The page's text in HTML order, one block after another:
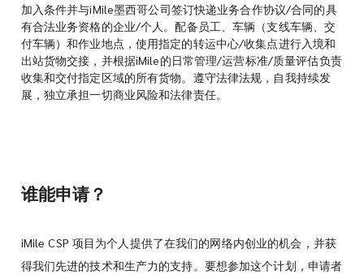
加入条件并与iMile墨西哥公司签订快递业务合作协议/合同的具
有合法业务资格的企业/个人。配备员工、车辆（支线车辆、交
付车辆）和作业地点，使用指定的转运中心/收集点进行入境和
出站货物交接，并根据iMile的日常管理/运营标准/质量评估负责
收集和交付指定区域的所有货物。遵守法律法规，自我持续发
展，独立承担一切商业风险和法律责任。
谁能申请？
iMile CSP 项目为个人提供了在我们的网络内创业的机会，并获
得我们先进的技术和生产力的支持。要想参加这个计划，申请者